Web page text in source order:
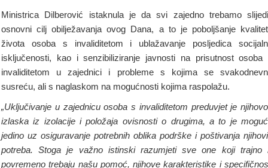
Ministrica Dilberović istaknula je da svi zajedno trebamo
osnovni cilj obilježavanja ovog Dana, a to je poboljšanje
života osoba s invaliditetom i ublažavanje posljedica
isključenosti, kao i senzibiliziranje javnosti na prisutnost osoba
invaliditetom u zajednici i probleme s kojima se
susreću, ali s naglaskom na mogućnosti kojima raspolažu.
„Uključivanje u zajednicu osoba s invaliditetom preduvjet je
izlaska iz izolacije i položaja ovisnosti o drugima, a to je
jedino uz osiguravanje potrebnih oblika podrške i poštivanja
potreba. Stoga je važno istinski razumjeti sve one koji trajno
povremeno trebaju našu pomoć, njihove karakteristike i